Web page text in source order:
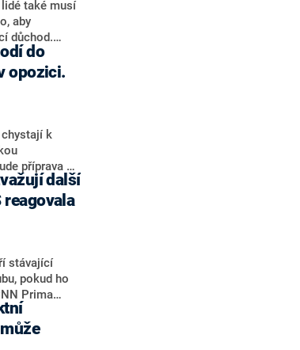
také musí
aby
důchod.
Naše
NEWS.
který by
rozvoj,
nechtěl.
do
opozici.
k
příprava na
s novináři
v
Popsal i
političtí
„Je to
Ministři s
ukazovat
CNN Prima
reagovala
stávající
pokud ho
Prima
hejtman
takto mohl
dnes